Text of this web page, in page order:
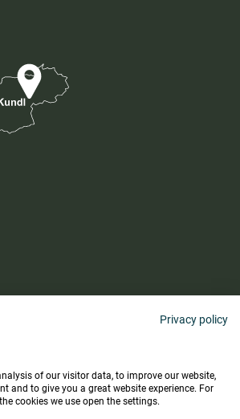
Privacy policy
of our visitor data, to improve our website,
and to give you a great website experience. For
cookies we use open the settings.